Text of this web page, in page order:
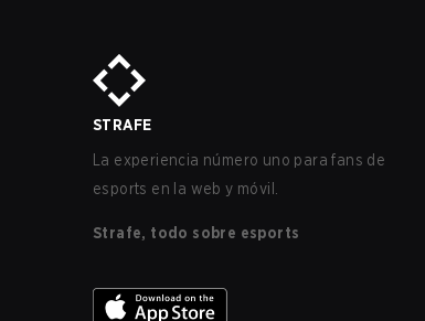
STRAFE
La experiencia número uno para fans de
esports en la web y móvil.
Strafe, todo sobre esports